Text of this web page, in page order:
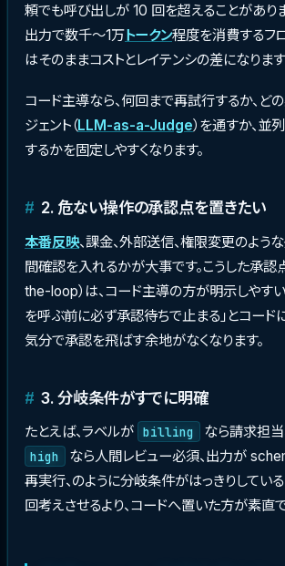
頼でも呼び出しが 10 回を超えることがあり
出力で数千〜1万トークン程度を消費するフ
はそのままコストとレイテンシの差になります
コード主導なら、何回まで再試行するか、ど
ジェント（LLM-as-a-Judge）を通すか、並
するかを固定しやすくなります。
2. 危ない操作の承認点を置きたい
本番反映、課金、外部送信、権限変更のよう
間確認を入れるかが大事です。こうした承認
the-loop）は、コード主導の方が明示しやすい
を呼ぶ前に必ず承認待ちで止まる」とコード
気分で承認を飛ばす余地がなくなります。
3. 分岐条件がすでに明確
たとえば、ラベルが billing なら請求担
high
なら人間レビュー必須、出力が
再実行、のように分岐条件がはっきりしてい
回考えさせるより、コードへ置いた方が素直